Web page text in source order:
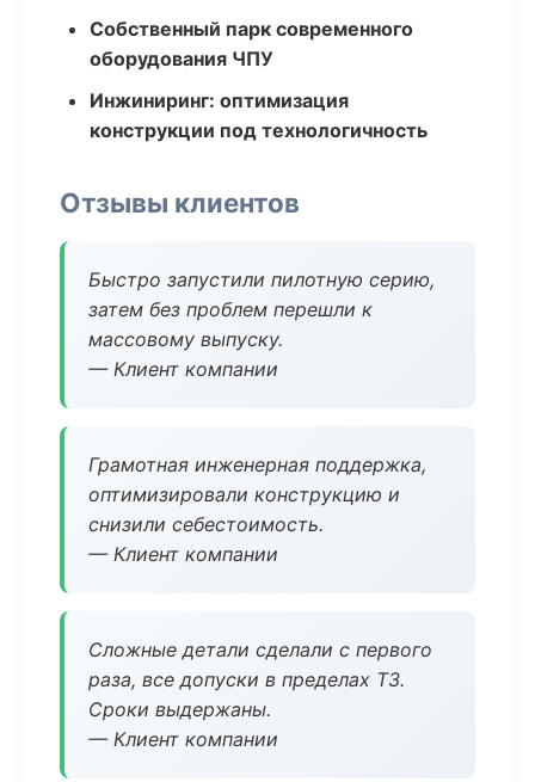
Собственный парк современного
оборудования ЧПУ
Инжиниринг: оптимизация
конструкции под технологичность
Отзывы клиентов
Быстро запустили пилотную серию,
затем без проблем перешли к
массовому выпуску.
— Клиент компании
Грамотная инженерная поддержка,
оптимизировали конструкцию и
снизили себестоимость.
— Клиент компании
Сложные детали сделали с первого
раза, все допуски в пределах ТЗ.
Сроки выдержаны.
— Клиент компании